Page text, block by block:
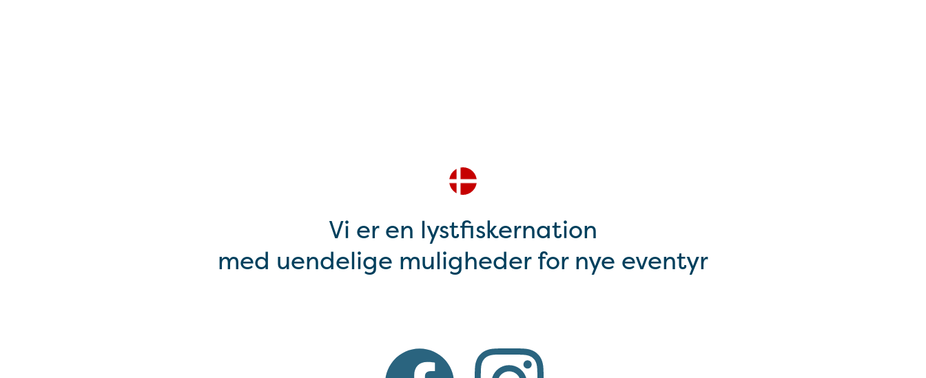
Vi er en lystfiskernation
med uendelige muligheder for nye eventyr